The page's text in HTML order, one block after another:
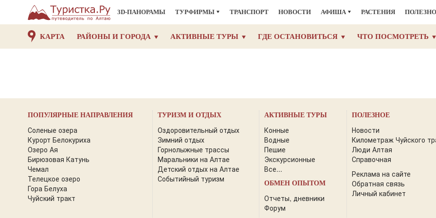
3D-ПАНОРАМЫ ТУРФИРМЫ ТРАНСПОРТ НОВОСТИ АФИША РАСТЕНИЯ
КАРТА РАЙОНЫ И ГОРОДА АКТИВНЫЕ ТУРЫ ГДЕ ОСТАНОВИТЬСЯ ЧТО ПОСМОТРЕТЬ
ПОПУЛЯРНЫЕ НАПРАВЛЕНИЯ
Соленые озера
Курорт Белокуриха
Озеро Ая
Бирюзовая Катунь
Чемал
Телецкое озеро
Гора Белуха
Чуйский тракт
ТУРИЗМ И ОТДЫХ
Оздоровительный отдых
Зимний отдых
Горнолыжные трассы
Маральники на Алтае
Детский отдых на Алтае
Событийный туризм
АКТИВНЫЕ ТУРЫ
Конные
Водные
Пешие
Экскурсионные
Все...
ОБМЕН ОПЫТОМ
Отчеты, дневники
Форум
ПОЛЕЗНОЕ
Новости
Километраж Чуйского
Люди Алтая
Справочная
Реклама на сайте
Обратная связь
Личный кабинет